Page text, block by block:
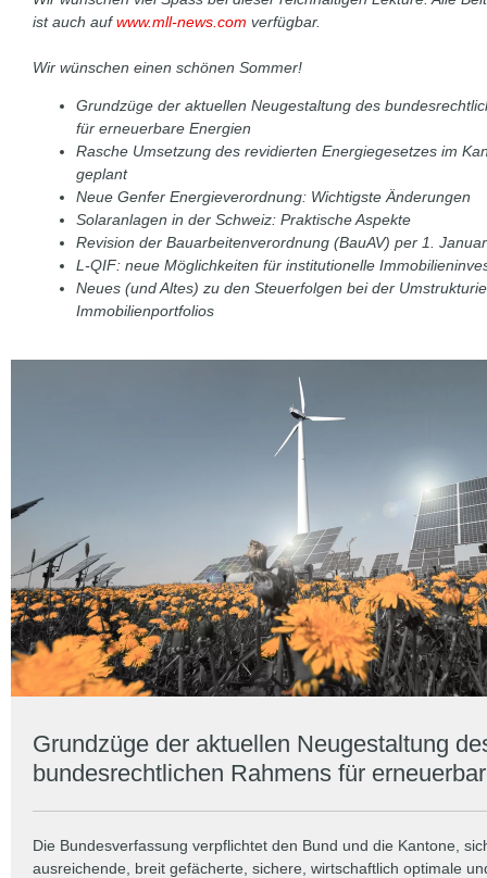
ist auch aufwww.mll-news.com verfügbar.
Wir wünschen einen schönen Sommer!
Grundzüge der aktuellen Neugestaltung des
für erneuerbare Energien
Rasche Umsetzung des revidierten Energiegesetzes im
geplant
Neue Genfer Energieverordnung: Wichtigste Änderungen
Solaranlagen in der Schweiz: Praktische Aspekte
Revision der Bauarbeitenverordnung (BauAV) per 1.
L-QIF: neue Möglichkeiten für institutionelle
Neues (und Altes) zu den Steuerfolgen bei der
Immobilienportfolios
Grundzüge der aktuellen Neugestaltung
bundesrechtlichen Rahmens für
Die Bundesverfassung verpflichtet den Bund und die Kantone,
ausreichende, breit gefächerte, sichere, wirtschaftlich optimale